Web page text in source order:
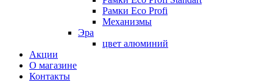
Рамки Eco Profi
Механизмы
Эра
цвет алюминий
Акции
О магазине
Контакты